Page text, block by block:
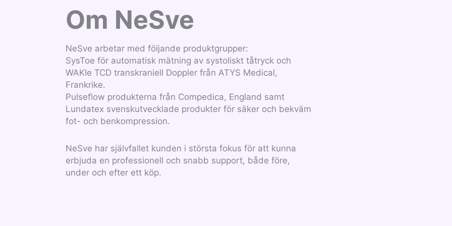
Om NeSve
NeSve arbetar med följande produktgrupper:
SysToe för automatisk mätning av systoliskt tåtryck och
WAKIe TCD transkraniell Doppler från ATYS Medical,
Frankrike.
Pulseflow produkterna från Compedica, England samt
Lundatex svenskutvecklade produkter för säker och bekväm
fot- och benkompression.
NeSve har självfallet kunden i största fokus för att kunna
erbjuda en professionell och snabb support, både före,
under och efter ett köp.